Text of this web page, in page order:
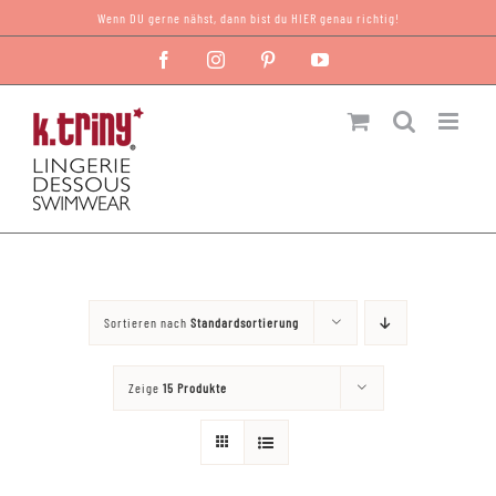
Inhalt
Wenn DU gerne nähst, dann bist du HIER genau richtig!
FacebookInstagramPinterest
Sortieren nach Standardsortierung
Zeige 15 Produkte